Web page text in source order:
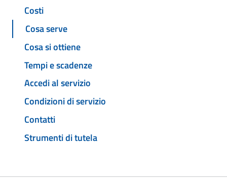
Costi
Cosa serve
Cosa si ottiene
Tempi e scadenze
Accedi al servizio
Condizioni di servizio
Contatti
Strumenti di tutela